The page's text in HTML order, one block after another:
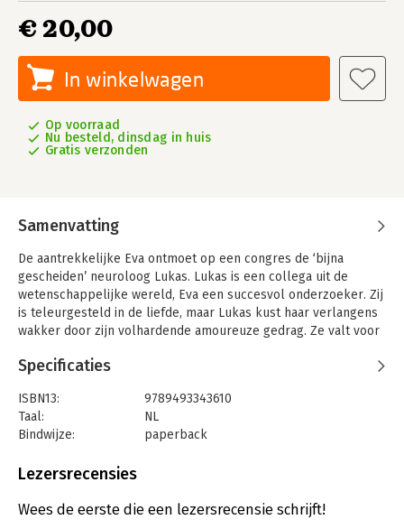
€ 20,00
In winkelwagen
Op voorraad
Nu besteld, dinsdag in huis
Gratis verzonden
Samenvatting
De aantrekkelijke Eva ontmoet op een congres de ‘bijna
gescheiden’ neuroloog Lukas. Lukas is een collega uit de
wetenschappelijke wereld, Eva een succesvol onderzoeker. Zij
is teleurgesteld in de liefde, maar Lukas kust haar verlangens
wakker door zijn volhardende amoureuze gedrag. Ze valt voor
haar te houden en spiegelt haar een gemeenschappelijke
Tot frustratie van Eva blijft hij echter dralen om zijn
echtgenote in te lichten. Er zou ‘een muur’ zijn waar hij niet
Eva Lukas niet loslaten. Ze probeert te achterhalen waarom ze
verlies? Zijn het romantische sprookjes die haar binden? Of is
Specificaties
ISBN13:
9789493343610
Taal:
NL
Bindwijze:
paperback
Uitgever:
Verschijningsdatum:
29-10-2024
Lezersrecensies
Wees de eerste die een lezersrecensie schrijft!